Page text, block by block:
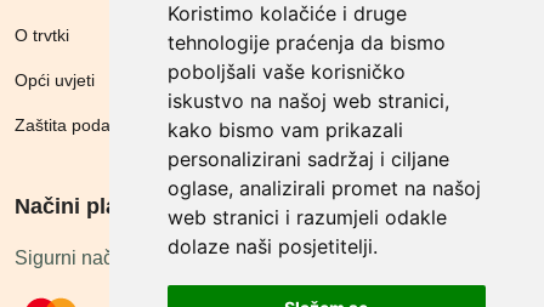
Koristimo kolačiće i druge
tehnologije praćenja da bismo
poboljšali vaše korisničko
iskustvo na našoj web stranici,
kako bismo vam prikazali
personalizirani sadržaj i ciljane
oglase, analizirali promet na našoj
web stranici i razumjeli odakle
dolaze naši posjetitelji.
O trvtki
Opći uvjeti
Zaštita podataka
Načini plačanja
Sigurni načini plaćanja